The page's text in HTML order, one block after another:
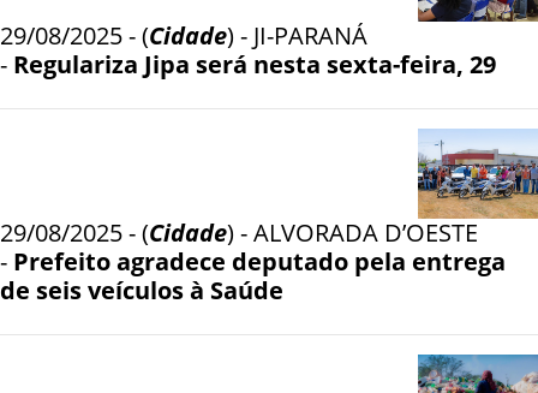
29/08/2025 - (Cidade) - JI-PARANÁ
- Regulariza Jipa será nesta sexta-feira, 29
29/08/2025 - (Cidade) - ALVORADA D’OESTE
- Prefeito agradece deputado pela entrega
de seis veículos à Saúde